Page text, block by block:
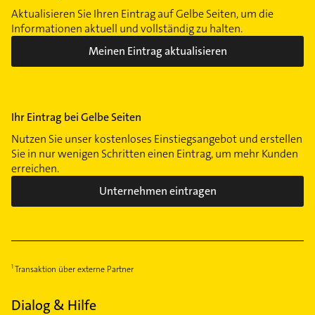
Aktualisieren Sie Ihren Eintrag auf Gelbe Seiten, um die
Informationen aktuell und vollständig zu halten.
Meinen Eintrag aktualisieren
Ihr Eintrag bei Gelbe Seiten
Nutzen Sie unser kostenloses Einstiegsangebot und erstellen
Sie in nur wenigen Schritten einen Eintrag, um mehr Kunden
erreichen.
Unternehmen eintragen
Transaktion über externe Partner
Dialog & Hilfe